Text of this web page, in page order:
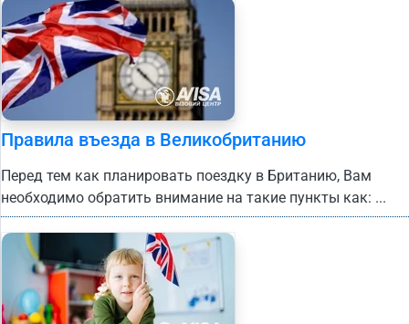
Правила въезда в Великобританию
Перед тем как планировать поездку в Британию, Вам
необходимо обратить внимание на такие пункты как: ...